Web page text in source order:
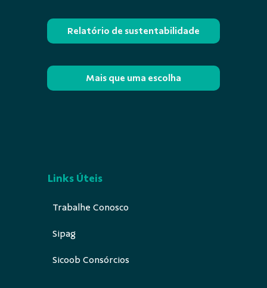
Relatório de sustentabilidade
Mais que uma escolha
Links Úteis
Trabalhe Conosco
Sipag
Sicoob Consórcios